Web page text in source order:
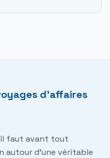
d'affaires
faut avant tout
autour d'une véritable